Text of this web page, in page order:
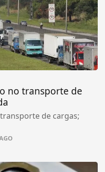
no transporte de
de cargas;